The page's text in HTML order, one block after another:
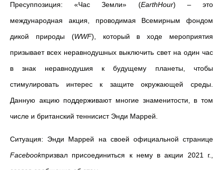
Пресуппозиция: «Час Земли» (EarthHour) – это
международная акция, проводимая Всемирным фондом
дикой природы (WWF), который в ходе мероприятия
призывает всех неравнодушных выключить свет на один час
в знак неравнодушия к будущему планеты, чтобы
стимулировать интерес к защите окружающей среды.
Данную акцию поддерживают многие знаменитости, в том
числе и британский теннисист Энди Маррей.
Ситуация: Энди Маррей на своей официальной странице
Facebookпризвал присоединиться к нему в акции 2021 г.,